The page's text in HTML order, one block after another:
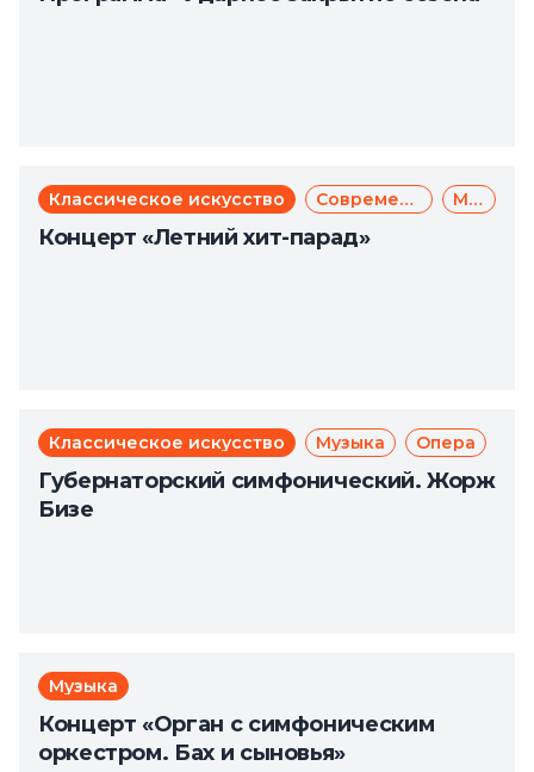
Классическое искусство Современное искусство Музыка
Концерт «Летний хит-парад»
Классическое искусство Музыка Опера
Губернаторский симфонический. Жорж
Бизе
Музыка
Концерт «Орган с симфоническим
оркестром. Бах и сыновья»